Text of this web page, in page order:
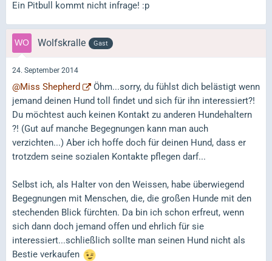
Ein Pitbull kommt nicht infrage! :p
Wolfskralle Gast
24. September 2014
@Miss Shepherd
Öhm...sorry, du fühlst dich belästigt wenn
jemand deinen Hund toll findet und sich für ihn interessiert?!
Du möchtest auch keinen Kontakt zu anderen Hundehaltern
?! (Gut auf manche Begegnungen kann man auch
verzichten...) Aber ich hoffe doch für deinen Hund, dass er
trotzdem seine sozialen Kontakte pflegen darf...
Selbst ich, als Halter von den Weissen, habe überwiegend
Begegnungen mit Menschen, die, die großen Hunde mit den
stechenden Blick fürchten. Da bin ich schon erfreut, wenn
sich dann doch jemand offen und ehrlich für sie
interessiert...schließlich sollte man seinen Hund nicht als
Bestie verkaufen